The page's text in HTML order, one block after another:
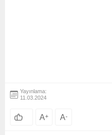
Yayınlama:
11.03.2024
A+ A-